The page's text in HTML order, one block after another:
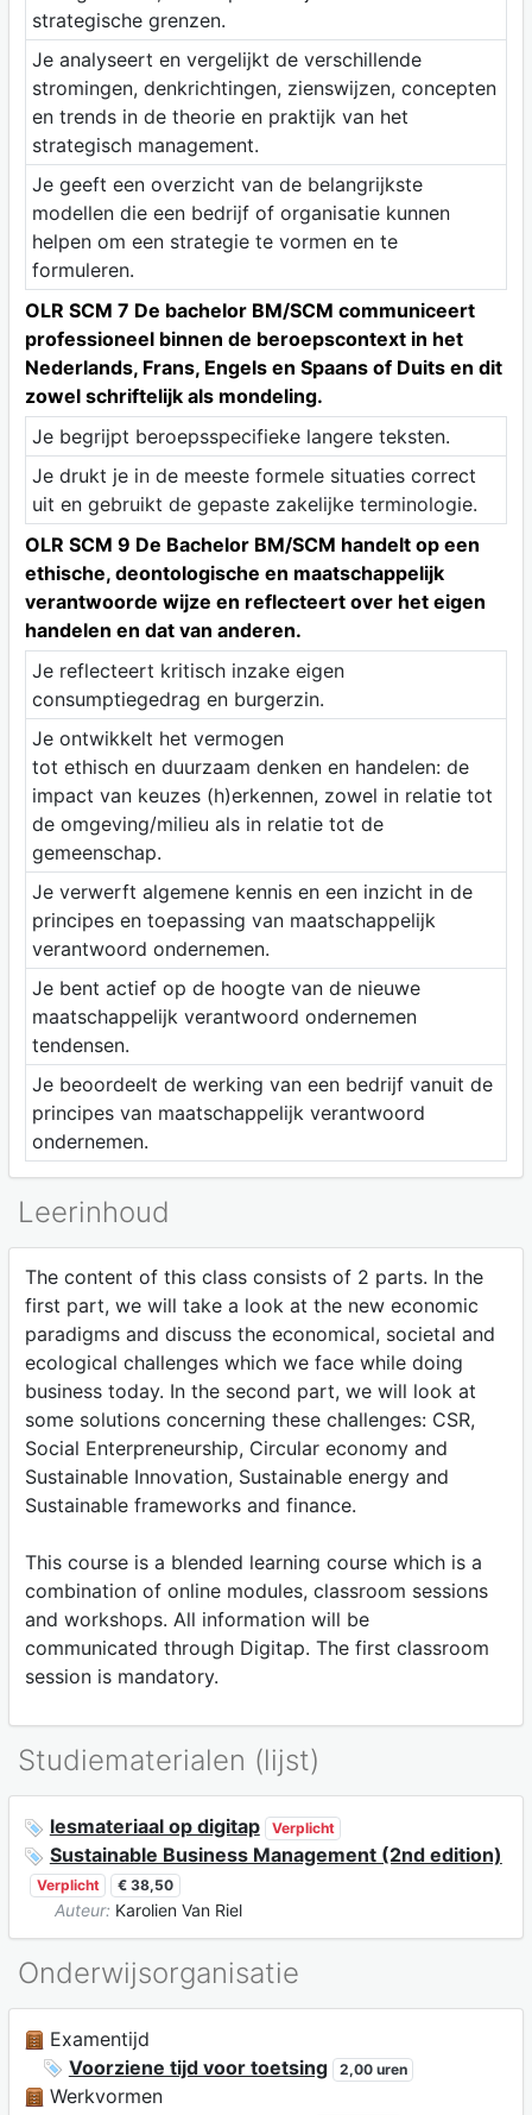
strategische grenzen.
Je analyseert en vergelijkt de verschillende
stromingen, denkrichtingen, zienswijzen, concepten
en trends in de theorie en praktijk van het
strategisch management.
Je geeft een overzicht van de belangrijkste
modellen die een bedrijf of organisatie kunnen
helpen om een strategie te vormen en te
formuleren.
OLR SCM 7 De bachelor BM/SCM communiceert
professioneel binnen de beroepscontext in het
Nederlands, Frans, Engels en Spaans of Duits en dit
zowel schriftelijk als mondeling.
Je begrijpt beroepsspecifieke langere teksten.
Je drukt je in de meeste formele situaties correct
uit en gebruikt de gepaste zakelijke terminologie.
OLR SCM 9 De Bachelor BM/SCM handelt op een
ethische, deontologische en maatschappelijk
verantwoorde wijze en reflecteert over het eigen
handelen en dat van anderen.
Je reflecteert kritisch inzake eigen
consumptiegedrag en burgerzin.
Je ontwikkelt het vermogen
tot ethisch en duurzaam denken en handelen: de
impact van keuzes (h)erkennen, zowel in relatie tot
de omgeving/milieu als in relatie tot de
gemeenschap.
Je verwerft algemene kennis en een inzicht in de
principes en toepassing van maatschappelijk
verantwoord ondernemen.
Je bent actief op de hoogte van de nieuwe
maatschappelijk verantwoord ondernemen
tendensen.
Je beoordeelt de werking van een bedrijf vanuit de
principes van maatschappelijk verantwoord
ondernemen.
Leerinhoud
The content of this class consists of 2 parts. In the
first part, we will take a look at the new economic
paradigms and discuss the economical, societal and
ecological challenges which we face while doing
business today. In the second part, we will look at
some solutions concerning these challenges: CSR,
Social Enterpreneurship, Circular economy and
Sustainable Innovation, Sustainable energy and
Sustainable frameworks and finance.
This course is a blended learning course which is a
combination of online modules, classroom sessions
and workshops. All information will be
communicated through Digitap. The first classroom
session is mandatory.
Studiematerialen (lijst)
lesmateriaal op digitap Verplicht
Sustainable Business Management (2nd edition)
Verplicht € 38,50
Auteur: Karolien Van Riel
Onderwijsorganisatie
Examentijd
Voorziene tijd voor toetsing
2,00 uren
Werkvormen